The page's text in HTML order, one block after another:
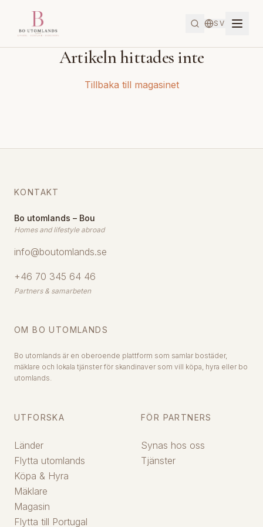
SV
Artikeln hittades inte
Tillbaka till magasinet
KONTAKT
Bo utomlands – Bou
Homes and lifestyle abroad
info@boutomlands.se
+46 70 345 64 46
Partners & samarbeten
OM BO UTOMLANDS
Bo utomlands är en oberoende plattform som samlar bostäder,
mäklare och lokala tjänster för skandinaver som vill köpa, hyra eller bo
utomlands.
UTFORSKA
Länder
Flytta utomlands
Köpa & Hyra
Mäklare
Magasin
Flytta till Portugal
FÖR PARTNERS
Synas hos oss
Tjänster